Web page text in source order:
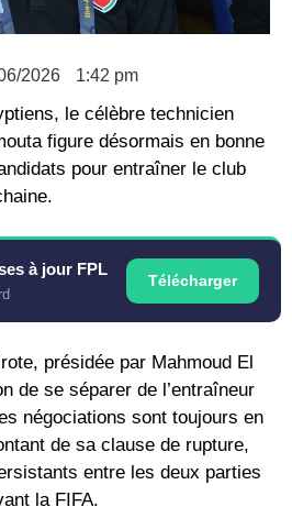
2026 1:42 pm
le célèbre technicien
figure désormais en bonne
pour entraîner le club
à jour FPL
Télécharger
présidée par Mahmoud El
de se séparer de l’entraîneur
négociations sont toujours en
de sa clause de rupture,
entre les deux parties
la FIFA.